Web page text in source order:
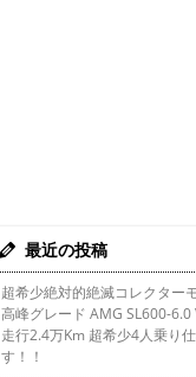
最近の投稿
超希少絶対的絶滅コレクター
高峰グレード AMG SL600-
走行2.4万Km 超希少4人乗り
す！！